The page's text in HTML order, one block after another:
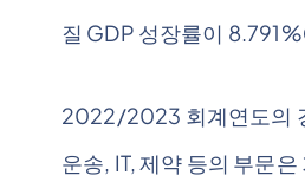
질 GDP 성장률이
2022/2023 회계연도의
운송, IT, 제약 등의 부문